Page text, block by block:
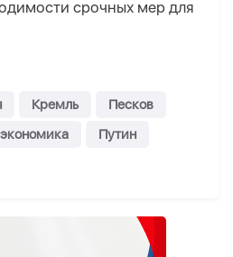
срочных мер для
Кремль
Песков
экономика
Путин